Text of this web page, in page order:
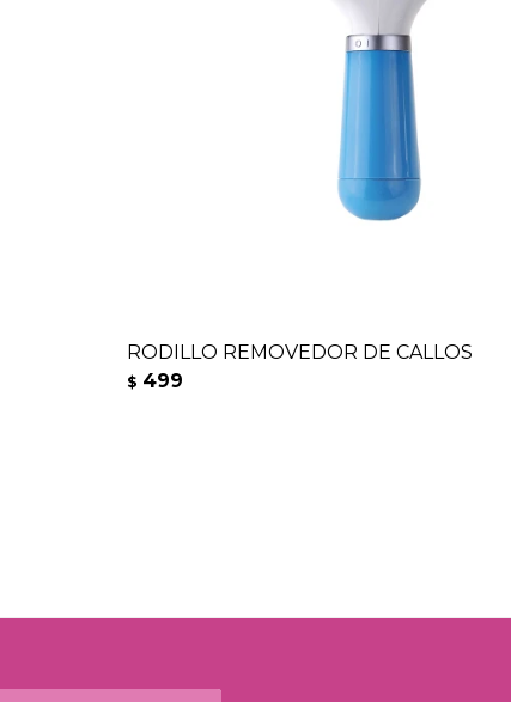
RODILLO REMOVEDOR DE CALLOS
$ 499